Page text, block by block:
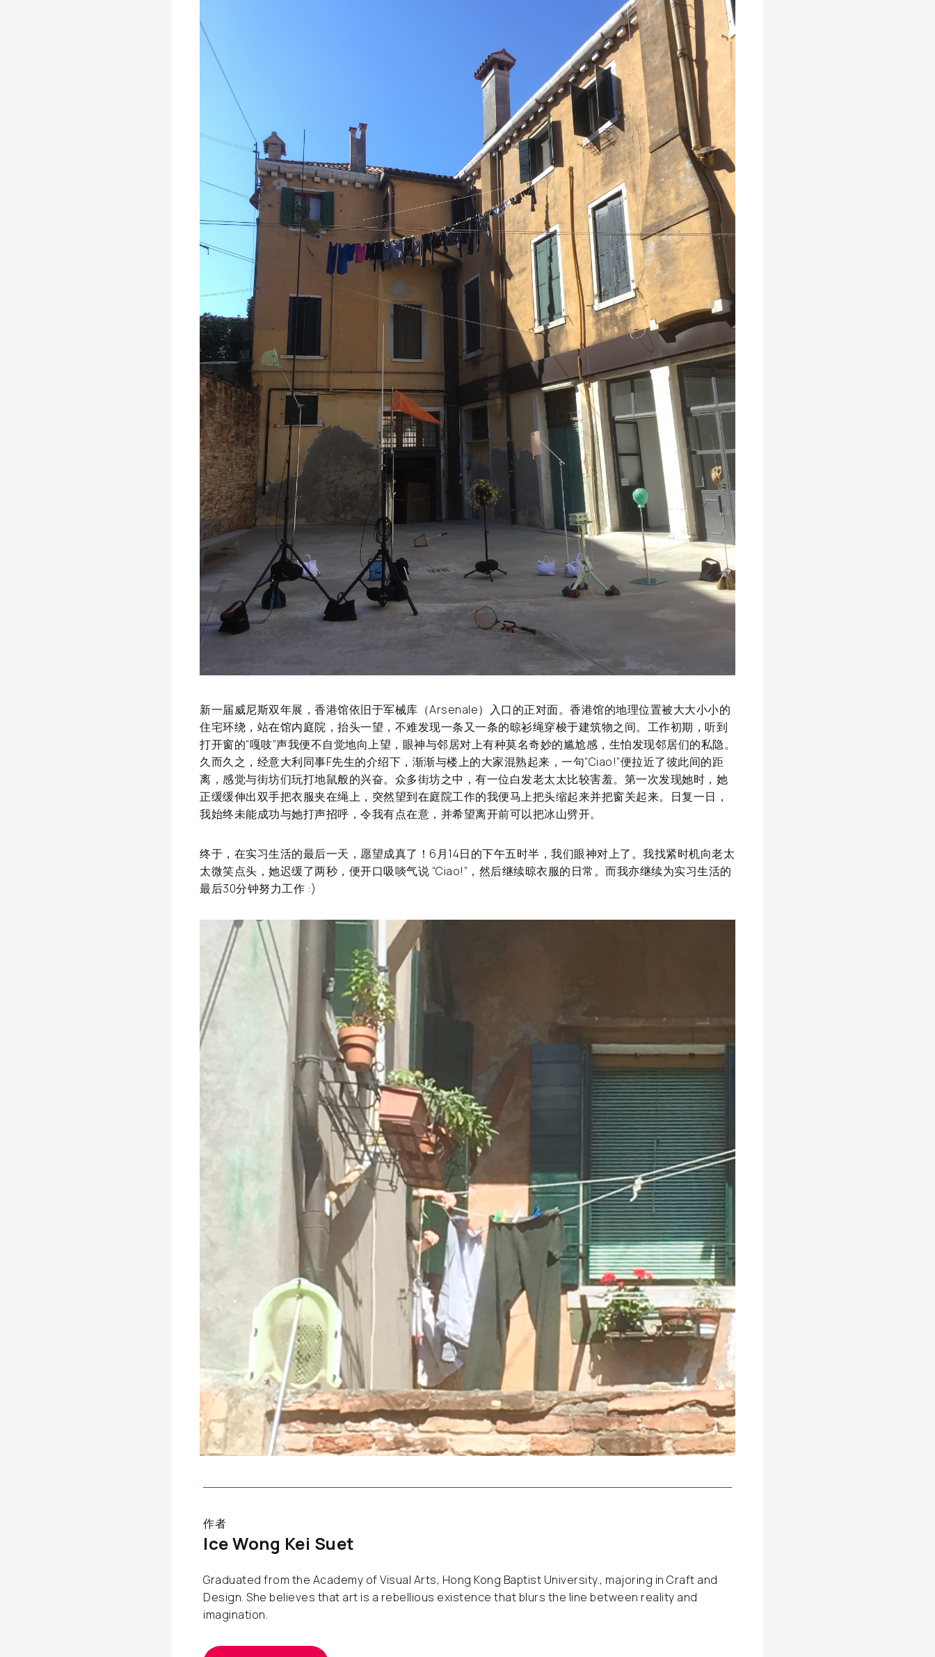
新一届威尼斯双年展，香港馆依旧于军械库（Arsenale）入口的正对面。香港馆的地理位置被大大小小的
住宅环绕，站在馆内庭院，抬头一望，不难发现一条又一条的晾衫绳穿梭于建筑物之间。工作初期，听到
打开窗的“嘎吱”声我便不自觉地向上望，眼神与邻居对上有种莫名奇妙的尴尬感，生怕发现邻居们的私隐。
久而久之，经意大利同事F先生的介绍下，渐渐与楼上的大家混熟起来，一句“Ciao!”便拉近了彼此间的距
离，感觉与街坊们玩打地鼠般的兴奋。众多街坊之中，有一位白发老太太比较害羞。第一次发现她时，她
正缓缓伸出双手把衣服夹在绳上，突然望到在庭院工作的我便马上把头缩起来并把窗关起来。日复一日，
我始终未能成功与她打声招呼，令我有点在意，并希望离开前可以把冰山劈开。
终于，在实习生活的最后一天，愿望成真了！6月14日的下午五时半，我们眼神对上了。我找紧时机向老太
太微笑点头，她迟缓了两秒，便开口吸啖气说 “Ciao!”，然后继续晾衣服的日常。而我亦继续为实习生活的
最后30分钟努力工作 :)
作者
Ice Wong Kei Suet
Graduated from the Academy of Visual Arts, Hong Kong Baptist University., majoring in Craft and
Design. She believes that art is a rebellious existence that blurs the line between reality and
imagination.